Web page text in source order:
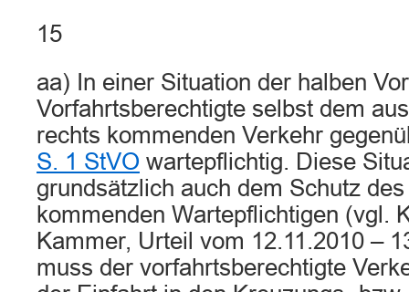
15
aa) In einer Situation der halben
Vorfahrtsberechtigte selbst dem
rechts kommenden Verkehr
S. 1 StVO wartepflichtig. Diese
grundsätzlich auch dem Schutz
kommenden Wartepflichtigen (vgl.
Kammer, Urteil vom 12.11.2010 –
muss der vorfahrtsberechtigte